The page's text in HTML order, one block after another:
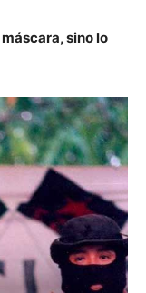
sino lo